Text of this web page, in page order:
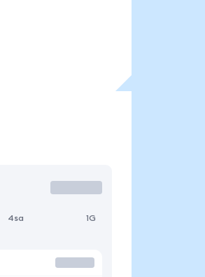
4sa 1G